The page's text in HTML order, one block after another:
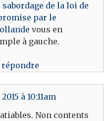
sabordage de la loi de
par le
vous en
à gauche.
répondre
à 10:11am
Non contents